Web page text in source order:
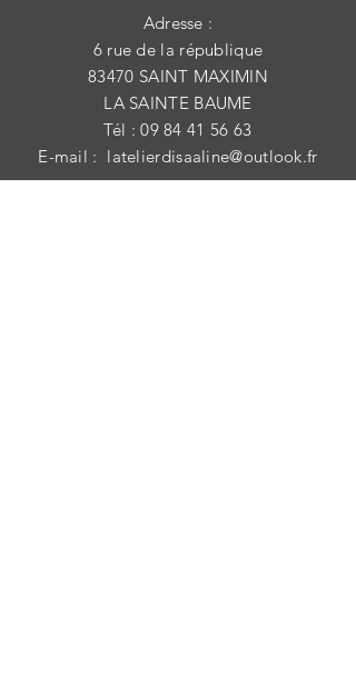
Adresse :
6 rue de la république
83470 SAINT MAXIMIN
LA SAINTE BAUME
Tél :09 84 41 56 63
E-mail : latelierdisaaline@outlook.fr